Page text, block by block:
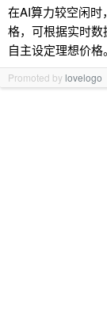
在AI算力较空闲
格，可根据实时数
自主设定理想价格。
Promoted bylovelogo